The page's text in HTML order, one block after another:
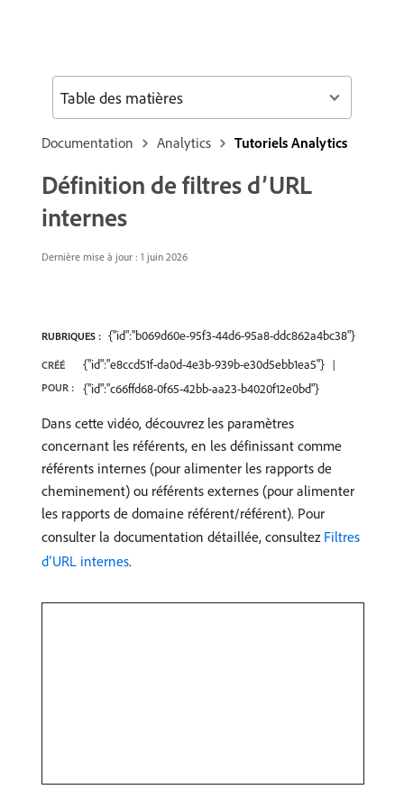
Documentation Analytics Tutoriels Analytics
Définition de filtres d’URL
internes
Dernière mise à jour : 1 juin 2026
RUBRIQUES : {"id":"b069d60e-95f3-44d6-95a8-ddc862a4bc38"}
CRÉÉ
POUR :
{"id":"e8ccd51f-da0d-4e3b-939b-e30d5ebb1ea5"}
{"id":"c66ffd68-0f65-42bb-aa23-b4020f12e0bd"}
Dans cette vidéo, découvrez les paramètres
concernant les référents, en les définissant comme
référents internes (pour alimenter les rapports de
cheminement) ou référents externes (pour alimenter
les rapports de domaine référent/référent). Pour
consulter la documentation détaillée, consultez Filtres
d’URL internes.
Table des matières